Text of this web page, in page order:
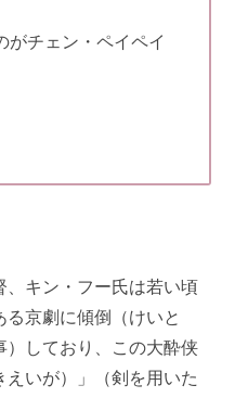
チェン・ペイペイ
、キン・フー氏は若い頃
京劇に傾倒（けいと
）しており、この大酔侠
いが）」（剣を用いた